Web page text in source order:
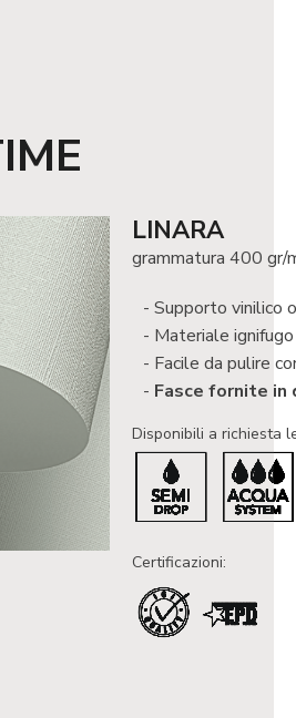
LINARA
grammatura 400 gr/
Supporto vinilico
Materiale
Facile da pulire
Fasce fornite in
Disponibili a richiesta
Certificazioni: